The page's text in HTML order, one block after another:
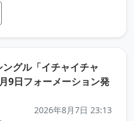
グル「イチャイチャ
9日フォーメーション発
2026年8月7日 23:13